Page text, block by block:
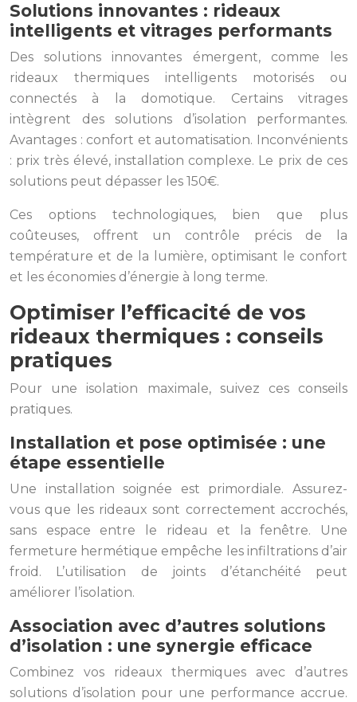
Solutions innovantes : rideaux
intelligents et vitrages performants
Des solutions innovantes émergent, comme les
rideaux thermiques intelligents motorisés ou
connectés à la domotique. Certains vitrages
intègrent des solutions d’isolation performantes.
Avantages : confort et automatisation. Inconvénients
: prix très élevé, installation complexe. Le prix de ces
solutions peut dépasser les 150€.
Ces options technologiques, bien que plus
coûteuses, offrent un contrôle précis de la
température et de la lumière, optimisant le confort
et les économies d’énergie à long terme.
Optimiser l’efficacité de vos
rideaux thermiques : conseils
pratiques
Pour une isolation maximale, suivez ces conseils
pratiques.
Installation et pose optimisée : une
étape essentielle
Une installation soignée est primordiale. Assurez-
vous que les rideaux sont correctement accrochés,
sans espace entre le rideau et la fenêtre. Une
fermeture hermétique empêche les infiltrations d’air
froid. L’utilisation de joints d’étanchéité peut
améliorer l’isolation.
Association avec d’autres solutions
d’isolation : une synergie efficace
Combinez vos rideaux thermiques avec d’autres
solutions d’isolation pour une performance accrue.